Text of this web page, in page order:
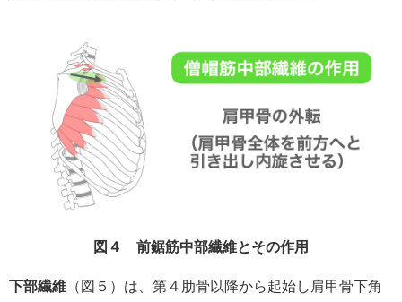
図４ 前鋸筋中部繊維とその作用
下部繊維 （図５）は、第４肋骨以降から起始し肩甲骨下角